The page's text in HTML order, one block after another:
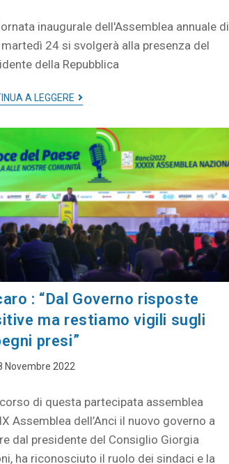
inaugurale dell'Assemblea annuale di
24 si svolgerà alla presenza del
della Repubblica
A LEGGERE
: “Dal Governo risposte
ma restiamo vigili sugli
presi”
Novembre 2022
corso di questa partecipata assemblea
Assemblea dell’Anci il nuovo governo a
dal presidente del Consiglio Giorgia
ha riconosciuto il ruolo dei sindaci e la